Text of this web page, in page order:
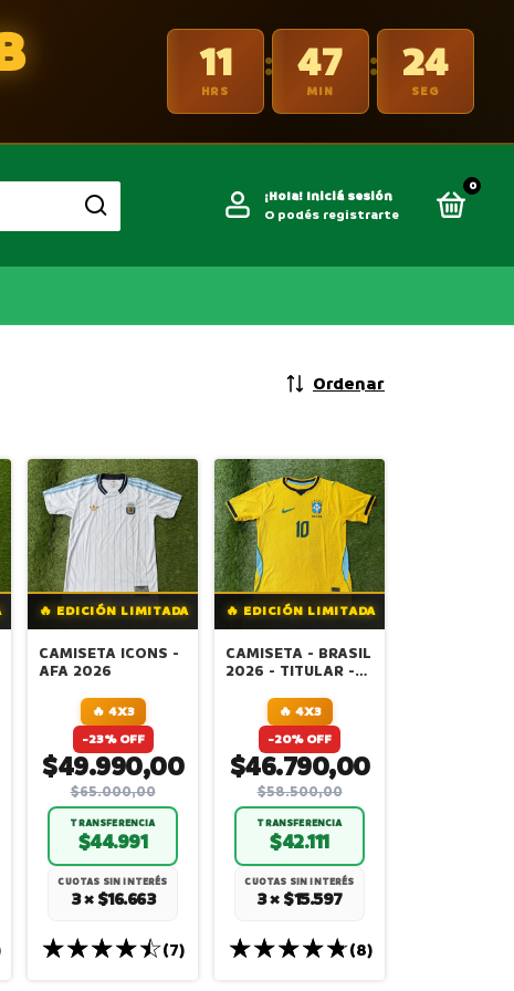
11
HRS
: 47
MIN
: 22
SEG
¡Hola! Iniciá sesión
O podés registrarte
0
Ordenar
🔥 EDICIÓN LIMITADA
CAMISETA ICONS -
AFA 2026
🔥 4X3
-23% OFF
$49.990,00
$65.000,00
TRANSFERENCIA
$44.991
CUOTAS SIN INTERÉS
3 × $16.663
(7)
🔥 EDICIÓN LIMITADA
CAMISETA - BRASIL
2026 - TITULAR -
JUGADOR
IMPORTADA
🔥 4X3
-20% OFF
$46.790,00
$58.500,00
TRANSFERENCIA
$42.111
CUOTAS SIN INTERÉS
3 × $15.597
(8)